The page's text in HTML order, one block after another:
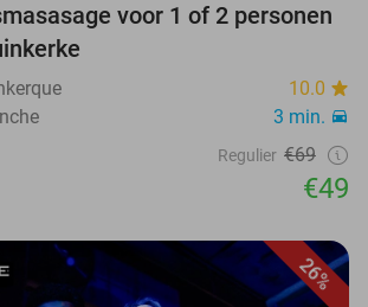
voor 1 of 2 personen
10.0
3 min.
Regulier €69
€49
26%